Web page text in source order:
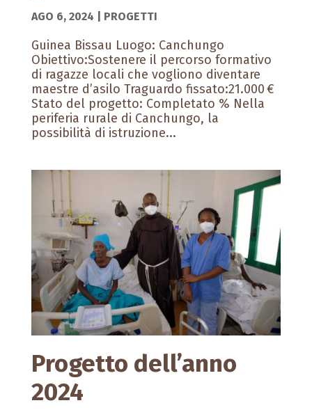
AGO 6, 2024 PROGETTI
Guinea Bissau Luogo: Canchungo
Obiettivo:Sostenere il percorso formativo
di ragazze locali che vogliono diventare
maestre d’asilo Traguardo fissato:21.000 €
Stato del progetto: Completato % Nella
periferia rurale di Canchungo, la
possibilità di istruzione...
Progetto dell’anno
2024